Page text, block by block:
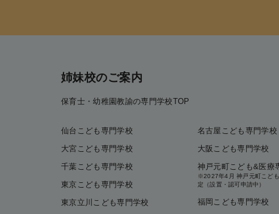
姉妹校のご案内
保育士・幼稚園教諭の専門学校TOP
仙台こども専門学校
大宮こども専門学校
千葉こども専門学校
東京こども専門学校
東京立川こども専門学校
名古屋こども専門学校
大阪こども専門学校
神戸元町こども&医療
※2027年4月 神戸元町こど
定（設置・認可申請中）
福岡こども専門学校